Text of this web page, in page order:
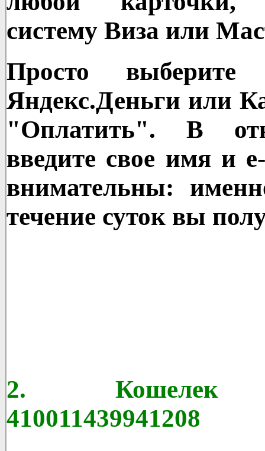
систему Виза или
Просто выберите
Яндекс.Деньги или
"Оплатить". В
введите свое имя и
внимательны:
течение суток вы
2. Кошелек
410011439941208